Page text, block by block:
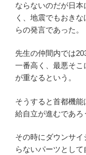
ならないのだが日
く、地震でもおき
らの発言であった。
先生の仲間内では
一番高く、最悪そ
が重なるという。
そうすると首都機
給自立が進むであろ
その時にダウンサ
らないパーツとし